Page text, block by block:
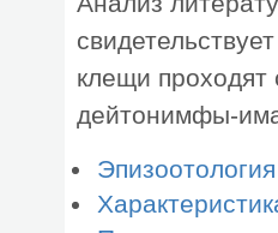
клещи
дейтонимфы-